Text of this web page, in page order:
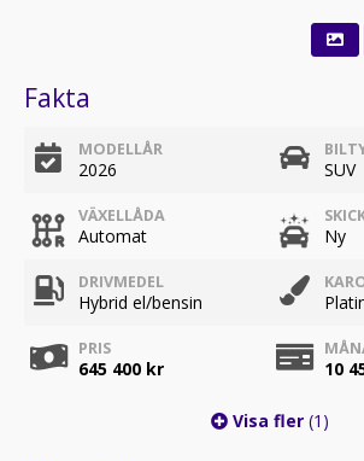
Fakta
MODELLÅR
2026 SUV
VÄXELLÅDA
Automat Ny
DRIVMEDEL
Hybrid el/bensin
PRIS
645 400 kr 10
Visa fler (1)